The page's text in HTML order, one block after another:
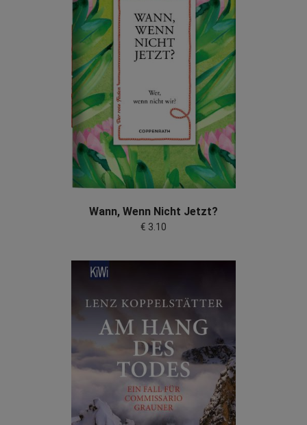
Wann, Wenn Nicht Jetzt?
€ 3.10